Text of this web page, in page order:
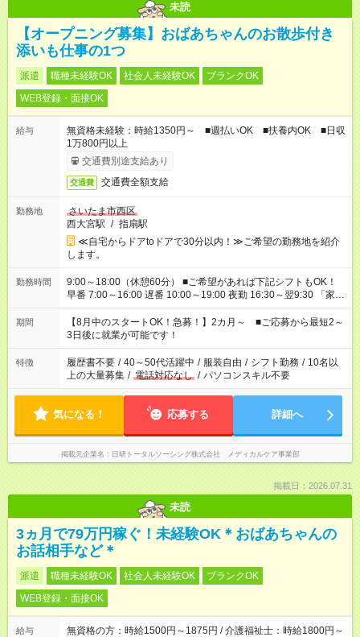
未読
【オープニング募集】おばあちゃんのお散歩付き
添いも仕事の1つ
派遣 職種未経験OK 社会人未経験OK
ブランクOK
WEB登録・面接OK
給与
無資格未経験：時給1350円～ ■週払いOK ■扶養内OK ■日収
1万800円以上
交通費別途支給あり
交通費 交通費全額支給
勤務地
さいたま市西区
西大宮駅 / 指扇駅
≪自宅からドアtoドアで30分以内！≫ご希望の勤務地を紹介
します。
勤務時間
9:00～18:00（休憩60分） ■ご希望があれば下記シフトもOK！
早番 7:00～16:00 遅番 10:00～19:00 夜勤 16:30～翌9:30 「家族
と休みを合わせたい」 「余裕を持って夕飯の準備がしたい」
「できれば残業はしたくない」 など、ご希望を教えてください
ね。 ※Wワーク希望の方へ 今ご覧のお仕事で希望する勤務時間
と、もう1つのお仕事の勤務時間。 合計で週40時間を超える場
合は応募できません。
期間
【8月中のスタートOK！急募！】2カ月～ ■ご応募から最短2～
3日後に就業が可能です！
特徴 履歴書不要 / 40～50代活躍中 / 服装自由 / シフト勤務 / 10名以
上の大量募集 / 電話対応なし / パソコンスキル不要
気になる！ 応募する 詳細へ
掲載元企業名 日研トータルソーシング株式会社 メディカルケア事業部
掲載日：2026.07.31
未読
3ヵ月で79万円稼ぐ！未経験OK＊おばあちゃんの
お話相手など＊
派遣 職種未経験OK 社会人未経験OK
ブランクOK
WEB登録・面接OK
給与
無資格の方：時給1500円～1875円 / 介護福祉士：時給1800円～